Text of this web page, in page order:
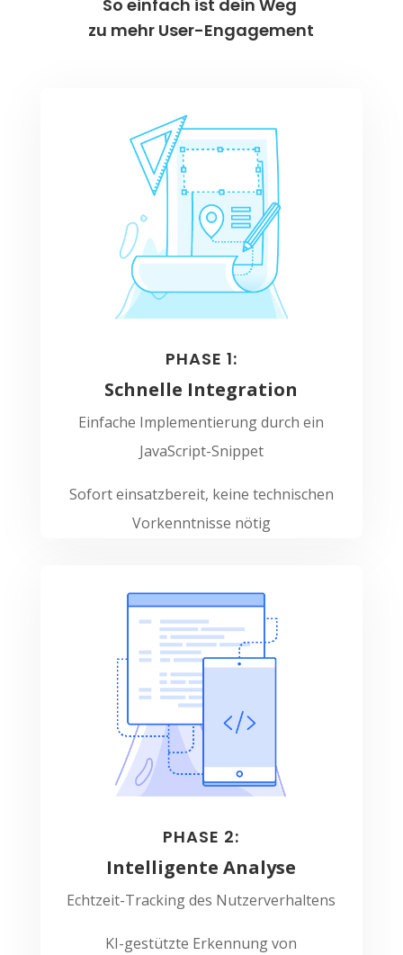
So einfach ist dein Weg
zu mehr User-Engagement
PHASE 1:
Schnelle Integration
Einfache Implementierung durch ein
JavaScript-Snippet
Sofort einsatzbereit, keine technischen
Vorkenntnisse nötig
PHASE 2:
Intelligente Analyse
Echtzeit-Tracking des Nutzerverhaltens
KI-gestützte Erkennung von